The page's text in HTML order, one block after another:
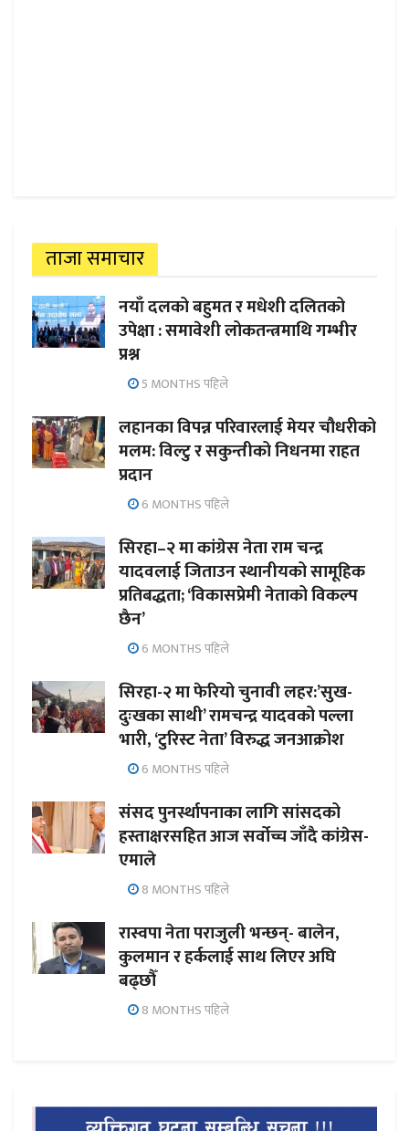
ताजा समाचार
नयाँ दलको बहुमत र मधेशी दलितको
उपेक्षा : समावेशी लोकतन्त्रमाथि गम्भीर
प्रश्न
5 MONTHS पहिले
लहानका विपन्न परिवारलाई मेयर चौधरीको
मलम: विल्टु र सकुन्तीको निधनमा राहत
प्रदान
6 MONTHS पहिले
सिरहा–२ मा कांग्रेस नेता राम चन्द्र
यादवलाई जिताउन स्थानीयको सामूहिक
प्रतिबद्धता; ‘विकासप्रेमी नेताको विकल्प
छैन’
6 MONTHS पहिले
सिरहा-२ मा फेरियो चुनावी लहर:’सुख-
दुःखका साथी’ रामचन्द्र यादवको पल्ला
भारी, ‘टुरिस्ट नेता’ विरुद्ध जनआक्रोश
6 MONTHS पहिले
संसद पुनर्स्थापनाका लागि सांसदको
हस्ताक्षरसहित आज सर्वोच्च जाँदै कांग्रेस-
एमाले
8 MONTHS पहिले
रास्वपा नेता पराजुली भन्छन्- बालेन,
कुलमान र हर्कलाई साथ लिएर अघि
बढ्छौँ
8 MONTHS पहिले